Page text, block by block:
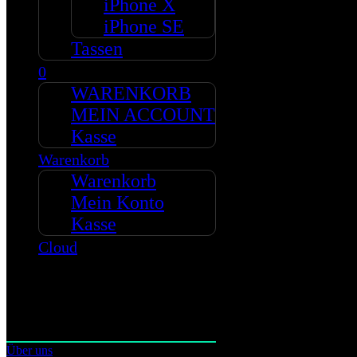
iPhone X
iPhone SE
Tassen
0
WARENKORB
MEIN ACCOUNT
Kasse
Warenkorb
Warenkorb
Mein Konto
Kasse
Cloud
Mein Account
Zeitleiste
Beste Platzierung
#6 Ampelmann
#13 Crazy Pinguins
#48 CP -Summer Edition
#52 CP -German Edition
#77 LoveHearts
Über uns